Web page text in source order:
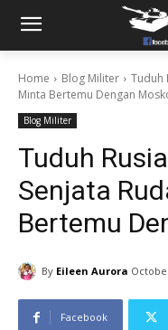
Home Blog Militer
Tuduh
Minta Bertemu Dengan
Blog Militer
Tuduh
Senjata
Bertemu
By Eileen Aurora
Facebook